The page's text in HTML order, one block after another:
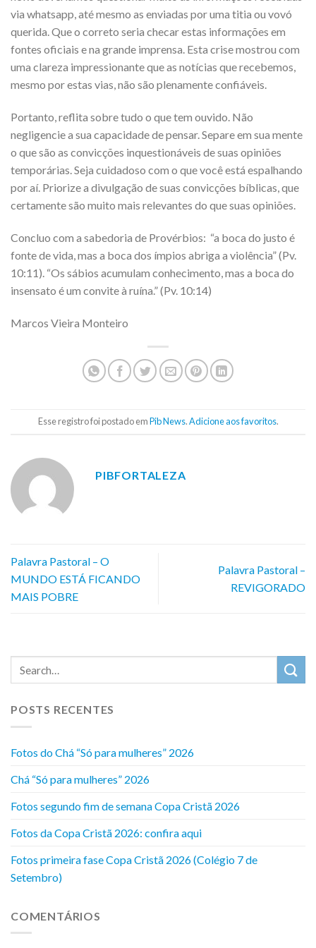
via whatsapp, até mesmo as enviadas por uma titia ou vovó
querida. Que o correto seria checar estas informações em
fontes oficiais e na grande imprensa. Esta crise mostrou com
uma clareza impressionante que as notícias que recebemos,
mesmo por estas vias, não são plenamente confiáveis.
Portanto, reflita sobre tudo o que tem ouvido. Não
negligencie a sua capacidade de pensar. Separe em sua mente
o que são as convicções inquestionáveis de suas opiniões
temporárias. Seja cuidadoso com o que você está espalhando
por aí. Priorize a divulgação de suas convicções bíblicas, que
certamente são muito mais relevantes do que suas opiniões.
Concluo com a sabedoria de Provérbios: “a boca do justo é
fonte de vida, mas a boca dos ímpios abriga a violência” (Pv.
10:11). “Os sábios acumulam conhecimento, mas a boca do
insensato é um convite à ruína.” (Pv. 10:14)
Marcos Vieira Monteiro
Esse registro foi postado emPib News.Adicione aos favoritos.
PIBFORTALEZA
Palavra Pastoral – O
MUNDO ESTÁ FICANDO
MAIS POBRE
Palavra Pastoral –
REVIGORADO
POSTS RECENTES
Fotos do Chá “Só para mulheres” 2026
Chá “Só para mulheres” 2026
Fotos segundo fim de semana Copa Cristã 2026
Fotos da Copa Cristã 2026: confira aqui
Fotos primeira fase Copa Cristã 2026 (Colégio 7 de
Setembro)
COMENTÁRIOS